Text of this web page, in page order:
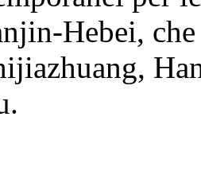
Hebei,